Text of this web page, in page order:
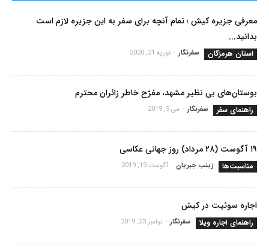
معرفی جزیره کیش ؛ تمام آنچه برای سفر به این جزیره لازم است
بدانید...
استان هرمزگان سفرنگار - فوریه 21, 2020
بوستان‌های بی نظیر مشهد، مفرّح خاطر زائران محترم
راهنمای سفر سفرنگار - می 5, 2019
۱۹ آگوست (۲۸ مرداد) روز جهانی عکاسی
مناسبت‌ها زینب جیریان - آگوست 19, 2019
اجاره سوئیت در کیش
راهنمای اجاره ویلا سفرنگار - نوامبر 23, 2019